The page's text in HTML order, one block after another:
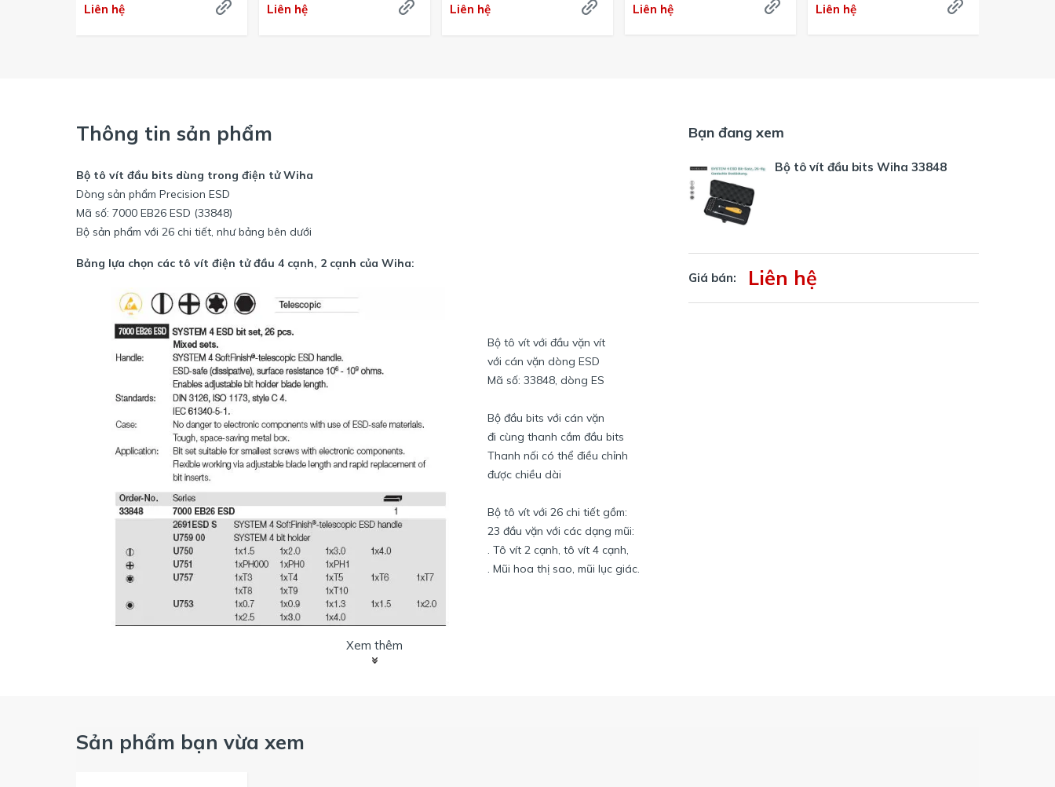
Liên hệ Liên hệ Liên hệ Liên hệ Liên hệ
Thông tin sản phẩm
Bộ tô vít đầu bits dùng trong điện tử Wiha
Dòng sản phẩm Precision ESD
Mã số: 7000 EB26 ESD (33848)
Bộ sản phẩm với 26 chi tiết, như bảng bên dưới
Bảng lựa chọn các tô vít điện tử đầu 4 cạnh, 2 cạnh của Wiha:
Bộ tô vít với đầu vặn vít
với cán vặn dòng ESD
Mã số: 33848, dòng ES
Bộ đầu bits với cán vặn
đi cùng thanh cắm đầu bits
Thanh nối có thể điều chỉnh
được chiều dài
Bộ tô vít với 26 chi tiết gồm:
23 đầu vặn với các dạng mũi:
. Tô vít 2 cạnh, tô vít 4 cạnh,
. Mũi hoa thị sao, mũi lục giác.
Hình ảnh bộ tô vít nhiều đầu ESD Wiha 33848 (7000 EB26 ESD)
Xem thêm
Bạn đang xem
Bộ tô vít đầu bits Wiha 33848
Giá bán: Liên hệ
Sản phẩm bạn vừa xem